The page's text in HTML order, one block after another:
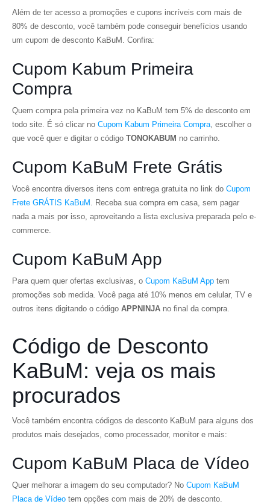
Além de ter acesso a promoções e cupons incríveis com mais de
80% de desconto, você também pode conseguir benefícios usando
um cupom de desconto KaBuM. Confira:
Cupom Kabum Primeira
Compra
Quem compra pela primeira vez no KaBuM tem 5% de desconto em
todo site. É só clicar no Cupom Kabum Primeira Compra, escolher o
que você quer e digitar o código TONOKABUM no carrinho.
Cupom KaBuM Frete Grátis
Você encontra diversos itens com entrega gratuita no link do Cupom
Frete GRÁTIS KaBuM . Receba sua compra em casa, sem pagar
nada a mais por isso, aproveitando a lista exclusiva preparada pelo e-
commerce.
Cupom KaBuM App
Para quem quer ofertas exclusivas, o Cupom KaBuM App tem
promoções sob medida. Você paga até 10% menos em celular, TV e
outros itens digitando o código APPNINJA no final da compra.
Código de Desconto
KaBuM: veja os mais
procurados
Você também encontra códigos de desconto KaBuM para alguns dos
produtos mais desejados, como processador, monitor e mais:
Cupom KaBuM Placa de Vídeo
Quer melhorar a imagem do seu computador? No Cupom KaBuM
Placa de Vídeo tem opções com mais de 20% de desconto.